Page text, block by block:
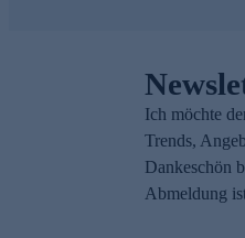
Ich möchte
Trends,
Dankeschön
Abmeldung